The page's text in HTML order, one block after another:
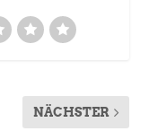
NÄCHSTER